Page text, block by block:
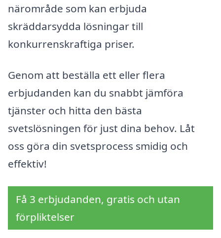
närområde som kan erbjuda
skräddarsydda lösningar till
konkurrenskraftiga priser.
Genom att beställa ett eller flera
erbjudanden kan du snabbt jämföra
tjänster och hitta den bästa
svetslösningen för just dina behov. Låt
oss göra din svetsprocess smidig och
effektiv!
Få 3 erbjudanden, gratis och utan
förpliktelser